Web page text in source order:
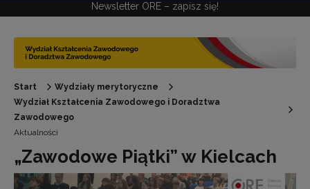
Newsletter ORE – zapisz się!
Start
Wydziały merytoryczne
Wydział Kształcenia Zawodowego i Doradztwa
Zawodowego
Aktualności
„Zawodowe Piątki” w Kielcach